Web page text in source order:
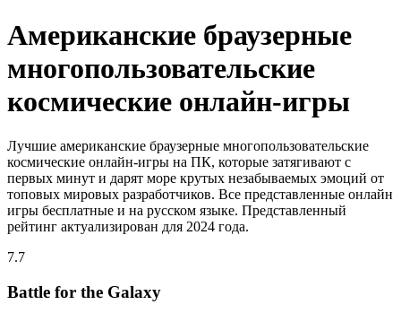
Американские браузерные
многопользовательские
космические онлайн-игры
Лучшие американские браузерные многопользовательские
космические онлайн-игры на ПК, которые затягивают с
первых минут и дарят море крутых незабываемых эмоций от
топовых мировых разработчиков. Все представленные онлайн
игры бесплатные и на русском языке. Представленный
рейтинг актуализирован для 2024 года.
7.7
Battle for the Galaxy